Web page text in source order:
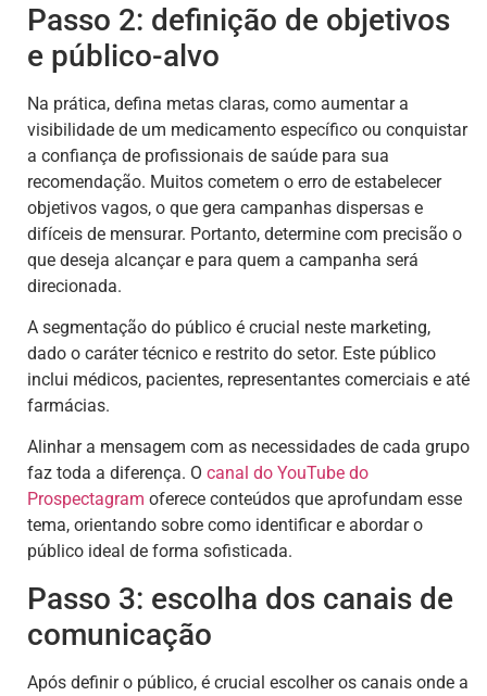
Passo 2: definição de objetivos
e público-alvo
Na prática, defina metas claras, como aumentar a
visibilidade de um medicamento específico ou conquistar
a confiança de profissionais de saúde para sua
recomendação. Muitos cometem o erro de estabelecer
objetivos vagos, o que gera campanhas dispersas e
difíceis de mensurar. Portanto, determine com precisão o
que deseja alcançar e para quem a campanha será
direcionada.
A segmentação do público é crucial neste marketing,
dado o caráter técnico e restrito do setor. Este público
inclui médicos, pacientes, representantes comerciais e até
farmácias.
Alinhar a mensagem com as necessidades de cada grupo
faz toda a diferença. O canal do YouTube do
Prospectagram oferece conteúdos que aprofundam esse
tema, orientando sobre como identificar e abordar o
público ideal de forma sofisticada.
Passo 3: escolha dos canais de
comunicação
Após definir o público, é crucial escolher os canais onde a